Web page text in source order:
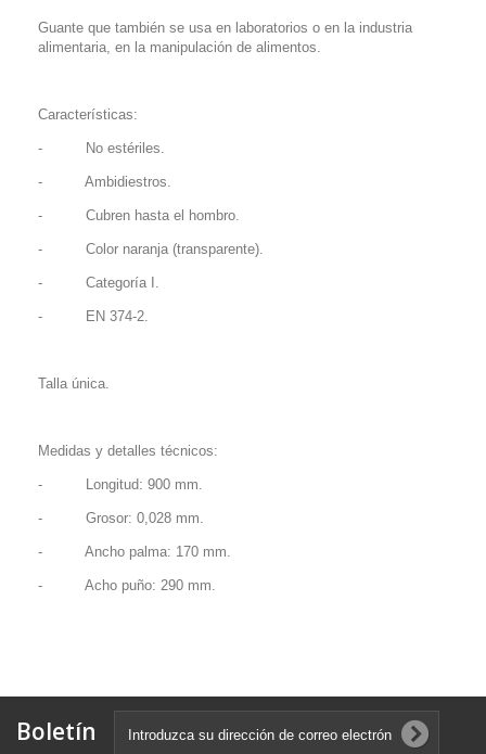
Guante que también se usa en laboratorios o en la industria
alimentaria, en la manipulación de alimentos.
Características:
- No estériles.
- Ambidiestros.
- Cubren hasta el hombro.
- Color naranja (transparente).
- Categoría I.
- EN 374-2.
Talla única.
Medidas y detalles técnicos:
- Longitud: 900 mm.
- Grosor: 0,028 mm.
- Ancho palma: 170 mm.
- Acho puño: 290 mm.
Boletín